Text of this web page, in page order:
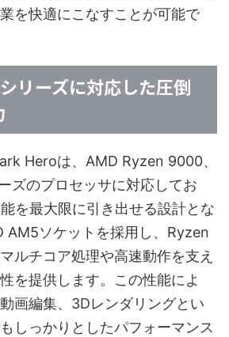
を快適にこなすことが可能で
リーズに対応した圧倒
Heroは、AMD Ryzen 9000、
ズのプロセッサに対応してお
を最大限に引き出せる設計とな
AM5ソケットを採用し、Ryzen
ルチコア処理や高速動作を支え
を提供します。この性能によ
画編集、3Dレンダリングとい
しっかりとしたパフォーマンス